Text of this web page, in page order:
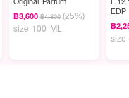
฿3,600 ฿4,800 (25%)
size 100 ML
EDP
฿
size